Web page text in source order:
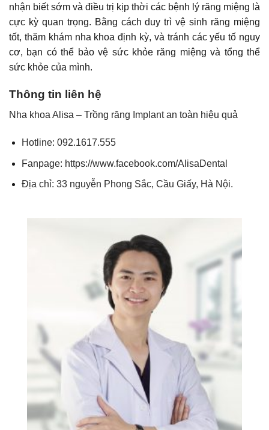
nhận biết sớm và điều trị kịp thời các bệnh lý răng miệng là
cực kỳ quan trọng. Bằng cách duy trì vệ sinh răng miệng
tốt, thăm khám nha khoa định kỳ, và tránh các yếu tố nguy
cơ, bạn có thể bảo vệ sức khỏe răng miệng và tổng thể
sức khỏe của mình.
Thông tin liên hệ
Nha khoa Alisa – Trồng răng Implantan toàn hiệu quả
Hotline: 092.1617.555
Fanpage: https://www.facebook.com/AlisaDental
Địa chỉ: 33 nguyễn Phong Sắc, Cầu Giấy, Hà Nội.